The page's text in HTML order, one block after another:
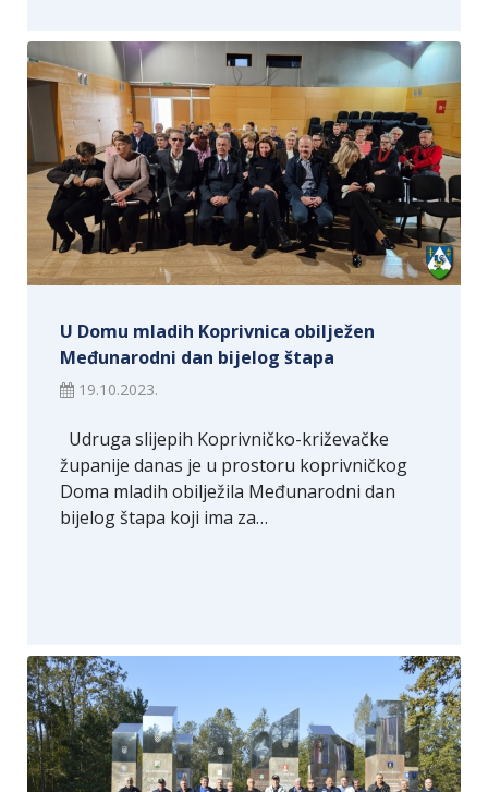
U Domu mladih Koprivnica obilježen
Međunarodni dan bijelog štapa
19.10.2023.
Udruga slijepih Koprivničko-križevačke
županije danas je u prostoru koprivničkog
Doma mladih obilježila Međunarodni dan
bijelog štapa koji ima za…